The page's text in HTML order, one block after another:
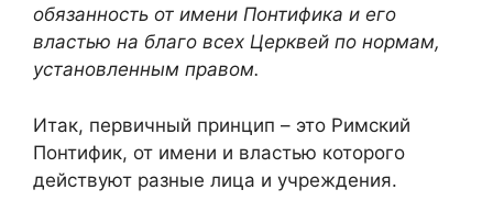
обязанность от имени Понтифика и его
властью на благо всех Церквей по нормам,
установленным правом.
Итак, первичный принцип – это Римский
Понтифик, от имени и властью которого
действуют разные лица и учреждения.